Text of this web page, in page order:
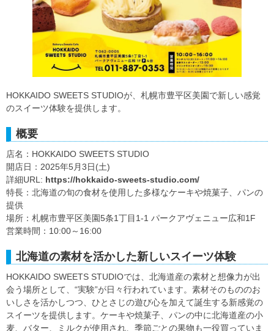
HOKKAIDO SWEETS STUDIOが、札幌市豊平区美園で新しい感覚
のスイーツ体験を提供します。
概要
店名：HOKKAIDO SWEETS STUDIO
開店日：2025年5月3日(土)
詳細URL: https://hokkaido-sweets-studio.com/
特長：北海道の旬の食材を使用した多様なケーキや焼菓子、パンの
提供
場所：札幌市豊平区美園5条1丁目1-1 パークアヴェニュー広和1F
営業時間：10:00～16:00
北海道の素材を活かした新しいスイーツ体験
HOKKAIDO SWEETS STUDIOでは、北海道産の素材と想像力が出
会う場所として、“実験”が日々行われています。素材そのもののお
いしさを活かしつつ、ひとさじの遊び心を加えて誕生する新感覚の
スイーツを提供します。ケーキや焼菓子、パンの中に北海道産の小
麦、バター、ミルクが使用され、季節ごとの果物も一役買っていま